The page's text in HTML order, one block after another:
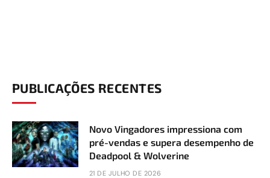
PUBLICAÇÕES RECENTES
Novo Vingadores impressiona com
pré-vendas e supera desempenho de
Deadpool & Wolverine
21 DE JULHO DE 2026